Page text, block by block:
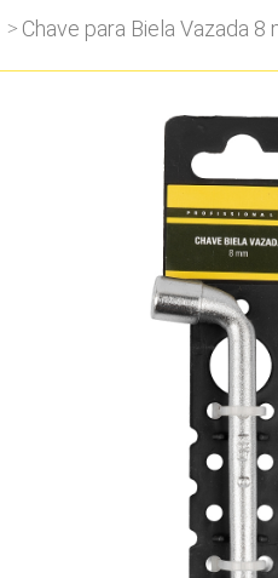
> Chave para Biela Vazada 8